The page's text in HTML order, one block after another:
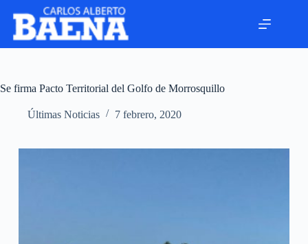
Se firma Pacto Territorial del Golfo de Morrosquillo
Últimas Noticias 7 febrero, 2020